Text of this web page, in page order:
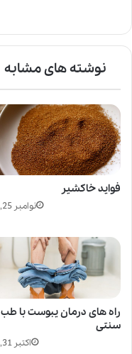
نوشته های مشابه
فواید خاکشیر
نوامبر 25, 2018
راه های درمان یبوست با طب
سنتی
اکتبر 31, 2018